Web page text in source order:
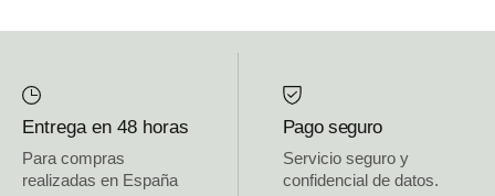
Entrega en 48 horas
Para compras
realizadas en España
Pago seguro
Servicio seguro y
confidencial de datos.